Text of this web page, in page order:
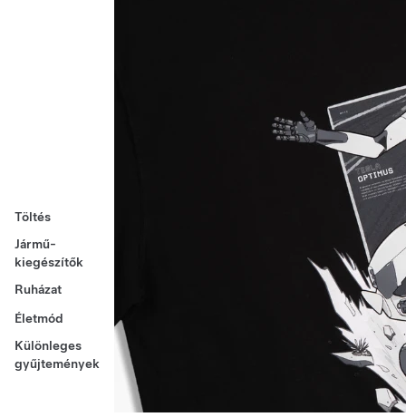
Töltés
Jármű-
kiegészítők
Ruházat
Életmód
Különleges
gyűjtemények